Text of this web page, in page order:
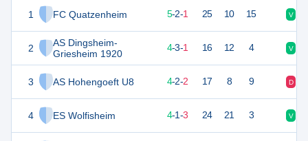
1 FC Quatzenheim
2
AS Dingsheim-
Griesheim 1920
3 AS Hohengoeft U8
4 ES Wolfisheim
17 5-2-1 25 10 15 V
15 4-3-1 16 12 4 V
14 4-2-2 17 8 9 D
4-1-3 24 21 3 V